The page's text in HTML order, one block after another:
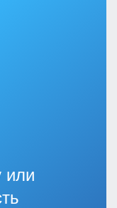
или